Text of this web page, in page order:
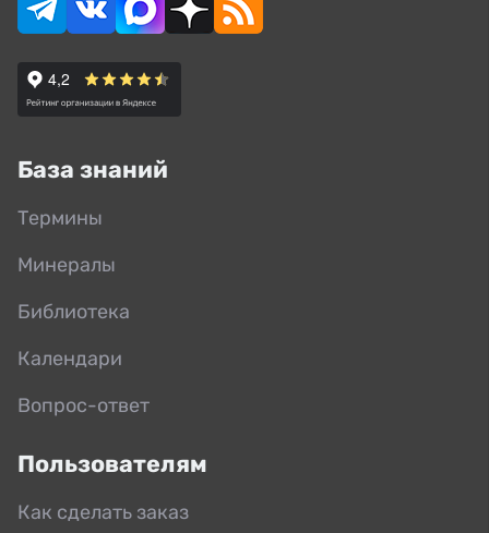
База знаний
Термины
Минералы
Библиотека
Календари
Вопрос-ответ
Пользователям
Как сделать заказ